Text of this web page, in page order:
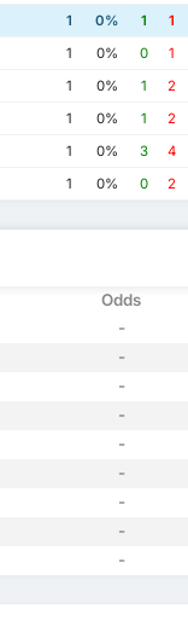
1 0% 1 1
1 0% 0 1
1 0% 1 2
1 0% 1 2
1 0% 3 4
1 0% 0 2
Odds
-
-
-
-
-
-
-
-
-